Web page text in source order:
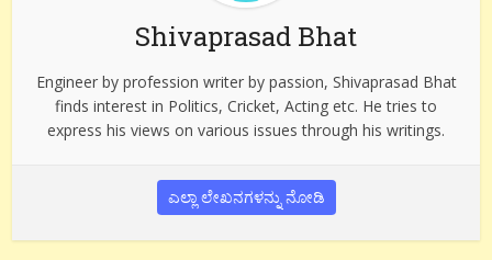
Shivaprasad Bhat
Engineer by profession writer by passion, Shivaprasad Bhat
finds interest in Politics, Cricket, Acting etc. He tries to
express his views on various issues through his writings.
ಎಲ್ಲಾ ಲೇಖನಗಳನ್ನು ನೋಡಿ